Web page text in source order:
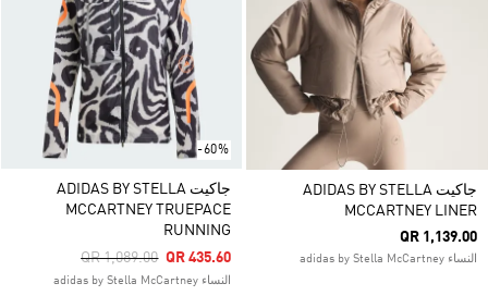
جاكيت ADIDAS BY STELLA
MCCARTNEY LINER
QR 1,139.00
النساء adidas by Stella McCartney
-60%
جاكيت ADIDAS BY STELLA
MCCARTNEY TRUEPACE
RUNNING
Price Reduced From
QR 1,089.00ToQR 435.60
النساء adidas by Stella McCartney